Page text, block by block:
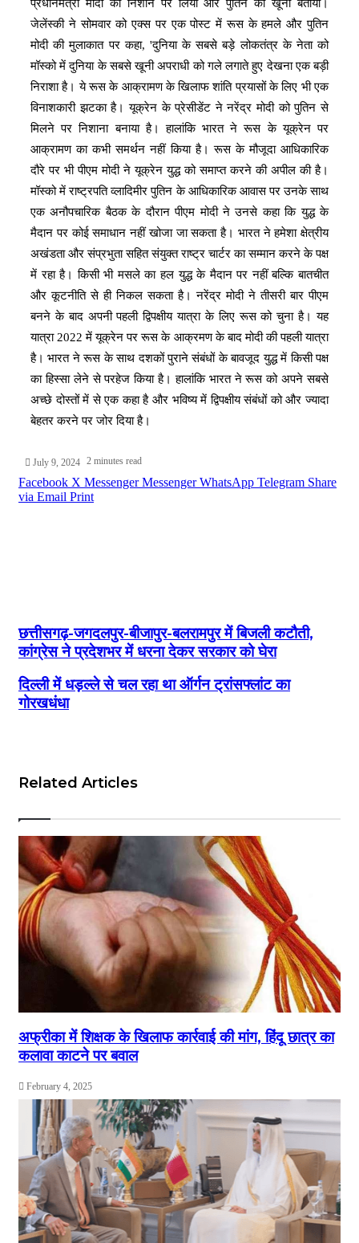
प्रधानमंत्री मोदी को निशाने पर लिया और पुतिन को खूनी बताया।
जेलेंस्की ने सोमवार को एक्स पर एक पोस्ट में रूस के हमले और पुतिन
मोदी की मुलाकात पर कहा, 'दुनिया के सबसे बड़े लोकतंत्र के नेता को
मॉस्को में दुनिया के सबसे खूनी अपराधी को गले लगाते हुए देखना एक बड़ी
निराशा है। ये रूस के आक्रामण के खिलाफ शांति प्रयासों के लिए भी एक
विनाशकारी झटका है। यूक्रेन के प्रेसीडेंट ने नरेंद्र मोदी को पुतिन से
मिलने पर निशाना बनाया है। हालांकि भारत ने रूस के यूक्रेन पर
आक्रामण का कभी समर्थन नहीं किया है। रूस के मौजूदा आधिकारिक
दौरे पर भी पीएम मोदी ने यूक्रेन युद्ध को समाप्त करने की अपील की है।
मॉस्को में राष्ट्रपति व्लादिमीर पुतिन के आधिकारिक आवास पर उनके साथ
एक अनौपचारिक बैठक के दौरान पीएम मोदी ने उनसे कहा कि युद्ध के
मैदान पर कोई समाधान नहीं खोजा जा सकता है। भारत ने हमेशा क्षेत्रीय
अखंडता और संप्रभुता सहित संयुक्त राष्ट्र चार्टर का सम्मान करने के पक्ष
में रहा है। किसी भी मसले का हल युद्ध के मैदान पर नहीं बल्कि बातचीत
और कूटनीति से ही निकल सकता है। नरेंद्र मोदी ने तीसरी बार पीएम
बनने के बाद अपनी पहली द्विपक्षीय यात्रा के लिए रूस को चुना है। यह
यात्रा 2022 में यूक्रेन पर रूस के आक्रमण के बाद मोदी की पहली यात्रा
है। भारत ने रूस के साथ दशकों पुराने संबंधों के बावजूद युद्ध में किसी पक्ष
का हिस्सा लेने से परहेज किया है। हालांकि भारत ने रूस को अपने सबसे
अच्छे दोस्तों में से एक कहा है और भविष्य में द्विपक्षीय संबंधों को और ज्यादा
बेहतर करने पर जोर दिया है।
July 9, 2024 2 minutes read
Facebook X Messenger Messenger WhatsApp Telegram Share
via Email Print
छत्तीसगढ़-जगदलपुर-बीजापुर-बलरामपुर में बिजली कटौती,
कांग्रेस ने प्रदेशभर में धरना देकर सरकार को घेरा
दिल्ली में धड़ल्ले से चल रहा था ऑर्गन ट्रांसफ्लांट का
गोरखधंधा
Related Articles
अफ्रीका में शिक्षक के खिलाफ कार्रवाई की मांग, हिंदू छात्र का
कलावा काटने पर बवाल
February 4, 2025